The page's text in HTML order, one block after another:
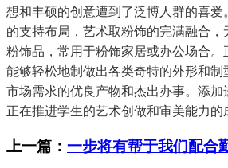
想和丰硕的创意遭到了泛博人群的喜
的支持布局，艺术取粉饰的完满融合
粉饰品，常用于粉饰家居或办公场合
能够轻松地制做出各类奇特的外形和制
市场需求的优良产物和杰出办事。添加
正在推进学生的艺术创做和审美能力的
上一篇： 一步将有帮于我们配合